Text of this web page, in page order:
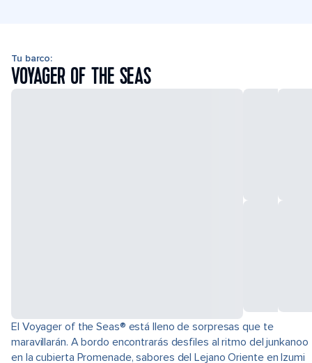
Tu barco:
VOYAGER OF THE SEAS
El Voyager of the Seas® está lleno de sorpresas que te
maravillarán. A bordo encontrarás desfiles al ritmo del junkanoo
en la cubierta Promenade, sabores del Lejano Oriente en Izumi